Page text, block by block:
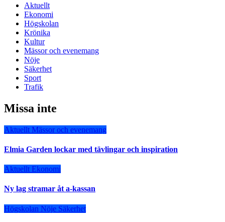
Aktuellt
Ekonomi
Högskolan
Krönika
Kultur
Mässor och evenemang
Nöje
Säkerhet
Sport
Trafik
Missa inte
Aktuellt Mässor och evenemang
Elmia Garden lockar med tävlingar och inspiration
Aktuellt Ekonomi
Ny lag stramar åt a-kassan
Högskolan Nöje Säkerhet